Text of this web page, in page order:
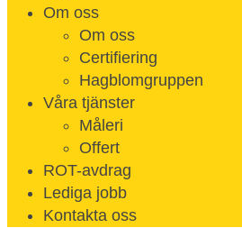
Om oss
Om oss
Certifiering
Hagblomgruppen
Våra tjänster
Måleri
Offert
ROT-avdrag
Lediga jobb
Kontakta oss